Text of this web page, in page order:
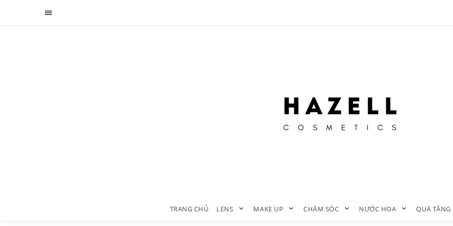
TRANG CHỦ LENS MAKE UP CHĂM SÓC NƯỚC HOA QUÀ TẶNG